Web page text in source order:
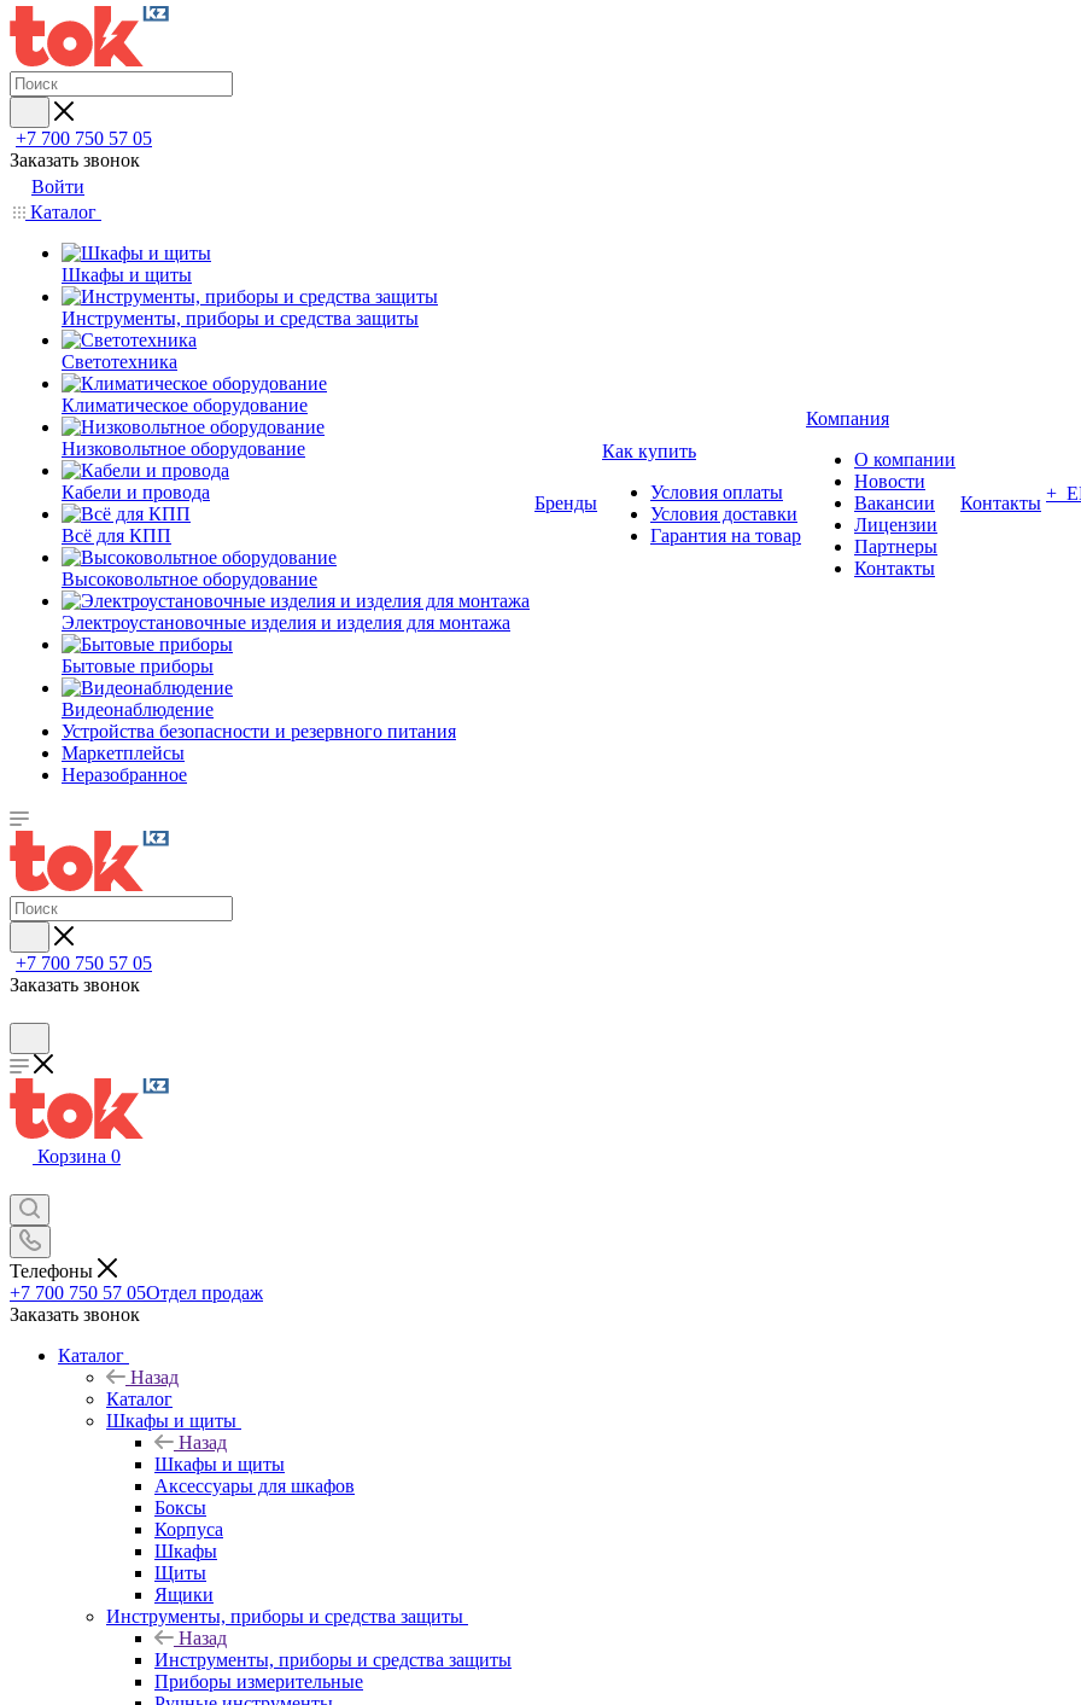
+7 700 750 57 05
Заказать звонок
Войти
Каталог
Шкафы и щиты
Инструменты, приборы и средства защиты
Светотехника
Климатическое оборудование
Низковольтное оборудование
Кабели и провода
Всё для КПП
Высоковольтное оборудование
Электроустановочные изделия и изделия для монтажа
Бытовые приборы
Видеонаблюдение
Устройства безопасности и резервного питания
Маркетплейсы
Неразобранное
Бренды
Как купить
Условия оплаты
Условия доставки
Гарантия на товар
Компания
О компании
Новости
Вакансии
Лицензии
Партнеры
Контакты
Контакты +
+7 700 750 57 05
Заказать звонок
Корзина 0
Телефоны
+7 700 750 57 05Отдел продаж
Заказать звонок
Каталог
Назад
Каталог
Шкафы и щиты
Назад
Шкафы и щиты
Аксессуары для шкафов
Боксы
Корпуса
Шкафы
Щиты
Ящики
Инструменты, приборы и средства защиты
Назад
Инструменты, приборы и средства защиты
Приборы измерительные